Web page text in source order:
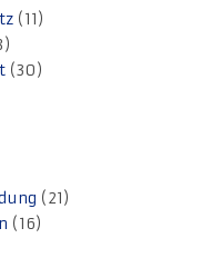
(11)
(30)
(21)
(16)